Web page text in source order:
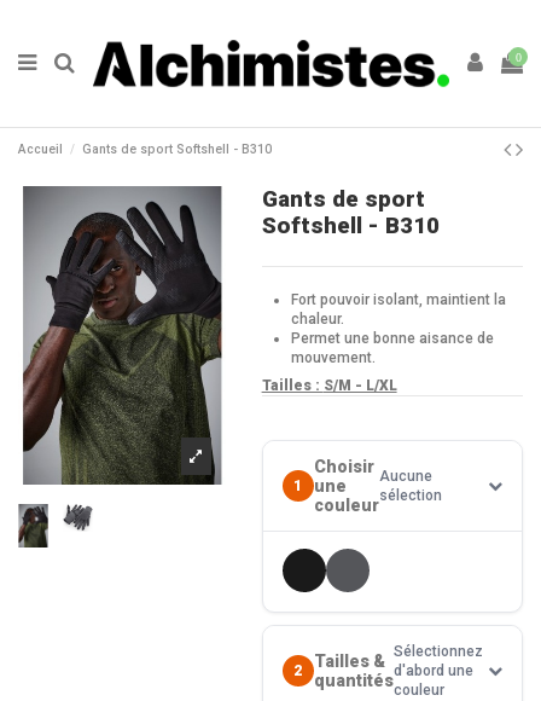
0
Accueil Gants de sport Softshell - B310
Gants de sport
Softshell - B310
Fort pouvoir isolant, maintient la
chaleur.
Permet une bonne aisance de
mouvement.
Tailles : S/M - L/XL
1
Choisir
une
couleur
Aucune
sélection
2
Tailles &
quantités
Sélectionnez
d'abord une
couleur